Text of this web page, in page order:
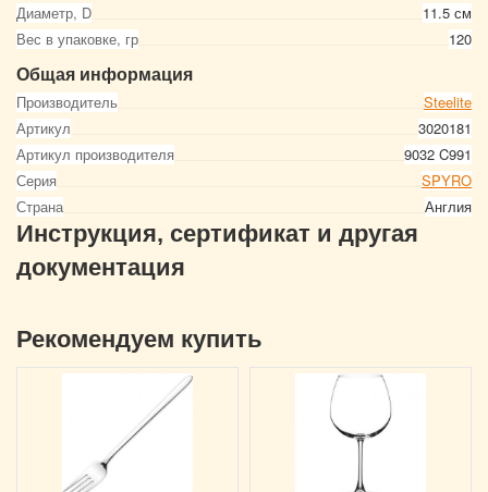
Диаметр, D
11.5 см
Вес в упаковке, гр
120
Общая информация
Производитель
Steelite
Артикул
3020181
Артикул производителя
9032 C991
Серия
SPYRO
Страна
Англия
Инструкция, сертификат и другая
документация
Рекомендуем купить